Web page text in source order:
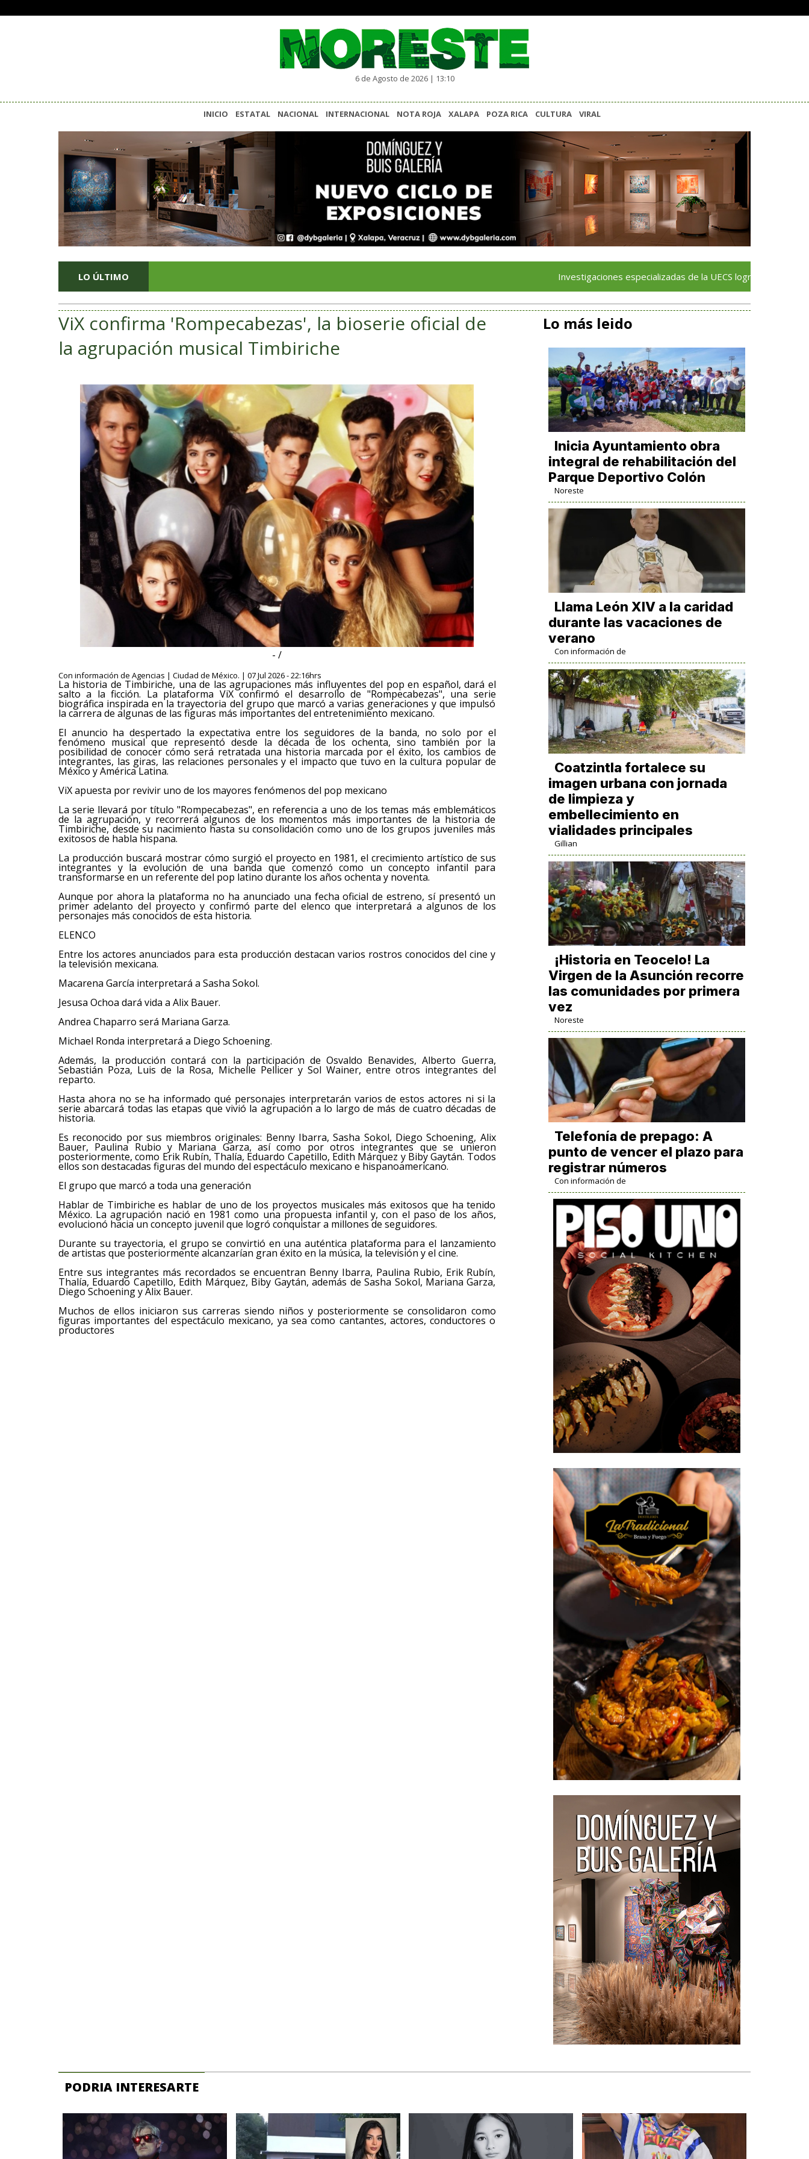
6 de Agosto de 2026 | 13:10
INICIO ESTATAL NACIONAL INTERNACIONAL NOTA ROJA XALAPA POZA RICA CULTURA VIRAL
LO ÚLTIMO Investigaciones especializadas de la UECS logran vinculaciones a
​ViX confirma 'Rompecabezas', la bioserie oficial de
la agrupación musical Timbiriche
- /
Con información de Agencias | Ciudad de México. | 07 Jul 2026 - 22:16hrs
La historia de Timbiriche, una de las agrupaciones más influyentes del pop en español, dará el
salto a la ficción. La plataforma ViX confirmó el desarrollo de "Rompecabezas", una serie
biográfica inspirada en la trayectoria del grupo que marcó a varias generaciones y que impulsó
la carrera de algunas de las figuras más importantes del entretenimiento mexicano.
El anuncio ha despertado la expectativa entre los seguidores de la banda, no solo por el
fenómeno musical que representó desde la década de los ochenta, sino también por la
posibilidad de conocer cómo será retratada una historia marcada por el éxito, los cambios de
integrantes, las giras, las relaciones personales y el impacto que tuvo en la cultura popular de
México y América Latina.
ViX apuesta por revivir uno de los mayores fenómenos del pop mexicano
La serie llevará por título "Rompecabezas", en referencia a uno de los temas más emblemáticos
de la agrupación, y recorrerá algunos de los momentos más importantes de la historia de
Timbiriche, desde su nacimiento hasta su consolidación como uno de los grupos juveniles más
exitosos de habla hispana.
La producción buscará mostrar cómo surgió el proyecto en 1981, el crecimiento artístico de sus
integrantes y la evolución de una banda que comenzó como un concepto infantil para
transformarse en un referente del pop latino durante los años ochenta y noventa.
Aunque por ahora la plataforma no ha anunciado una fecha oficial de estreno, sí presentó un
primer adelanto del proyecto y confirmó parte del elenco que interpretará a algunos de los
personajes más conocidos de esta historia.
ELENCO
Entre los actores anunciados para esta producción destacan varios rostros conocidos del cine y
la televisión mexicana.
Macarena García interpretará a Sasha Sokol.
Jesusa Ochoa dará vida a Alix Bauer.
Andrea Chaparro será Mariana Garza.
Michael Ronda interpretará a Diego Schoening.
Además, la producción contará con la participación de Osvaldo Benavides, Alberto Guerra,
Sebastián Poza, Luis de la Rosa, Michelle Pellicer y Sol Wainer, entre otros integrantes del
reparto.
Hasta ahora no se ha informado qué personajes interpretarán varios de estos actores ni si la
serie abarcará todas las etapas que vivió la agrupación a lo largo de más de cuatro décadas de
historia.
Es reconocido por sus miembros originales: Benny Ibarra, Sasha Sokol, Diego Schoening, Alix
Bauer, Paulina Rubio y Mariana Garza, así como por otros integrantes que se unieron
posteriormente, como Erik Rubín, Thalía, Eduardo Capetillo, Edith Márquez y Biby Gaytán. Todos
ellos son destacadas figuras del mundo del espectáculo mexicano e hispanoamericano.
El grupo que marcó a toda una generación
Hablar de Timbiriche es hablar de uno de los proyectos musicales más exitosos que ha tenido
México. La agrupación nació en 1981 como una propuesta infantil y, con el paso de los años,
evolucionó hacia un concepto juvenil que logró conquistar a millones de seguidores.
Durante su trayectoria, el grupo se convirtió en una auténtica plataforma para el lanzamiento
de artistas que posteriormente alcanzarían gran éxito en la música, la televisión y el cine.
Entre sus integrantes más recordados se encuentran Benny Ibarra, Paulina Rubio, Erik Rubín,
Thalía, Eduardo Capetillo, Edith Márquez, Biby Gaytán, además de Sasha Sokol, Mariana Garza,
Diego Schoening y Alix Bauer.
Muchos de ellos iniciaron sus carreras siendo niños y posteriormente se consolidaron como
figuras importantes del espectáculo mexicano, ya sea como cantantes, actores, conductores o
productores
Lo más leido
Inicia Ayuntamiento obra
integral de rehabilitación del
Parque Deportivo Colón
Noreste
Llama León XIV a la caridad
durante las vacaciones de
verano
Con información de
Coatzintla fortalece su
imagen urbana con jornada
de limpieza y
embellecimiento en
vialidades principales
Gillian
​¡Historia en Teocelo! La
Virgen de la Asunción recorre
las comunidades por primera
vez
Noreste
Telefonía de prepago: A
punto de vencer el plazo para
registrar números
Con información de
PODRIA INTERESARTE